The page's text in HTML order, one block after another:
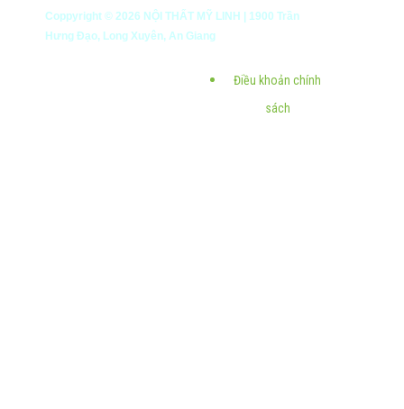
Coppyright © 2026 NỘI THẤT MỸ LINH | 1900 Trần
Hưng Đạo, Long Xuyên, An Giang
Điều khoản chính
sách